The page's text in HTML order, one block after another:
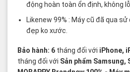
động hoàn toàn ổn định, không
Likenew 99% : Máy cũ đã qua
đẹp ko xước.
Bảo hành: 6 tháng đối với iPhone,
tháng đối với Sản phẩm Samsung,